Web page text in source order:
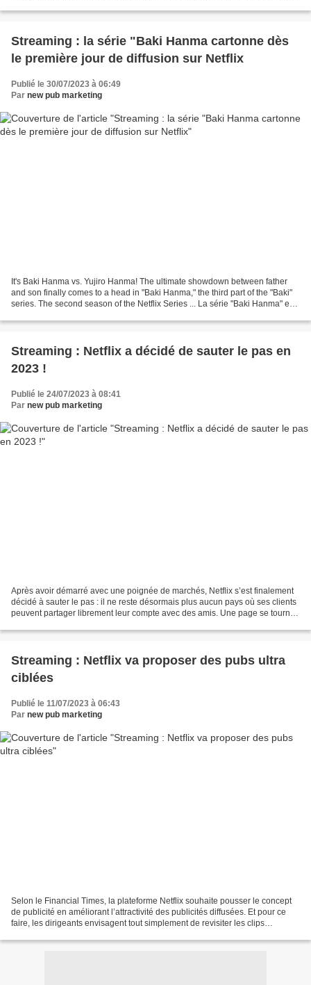
Streaming : la série "Baki Hanma cartonne dès
le première jour de diffusion sur Netflix
Publié le 30/07/2023 à 06:49
Par new pub marketing
It's Baki Hanma vs. Yujiro Hanma! The ultimate showdown between father
and son finally comes to a head in "Baki Hanma," the third part of the "Baki"
series. The second season of the Netflix Series ... La série "Baki Hanma" est
Streaming : Netflix a décidé de sauter le pas en
2023 !
Publié le 24/07/2023 à 08:41
Par new pub marketing
Après avoir démarré avec une poignée de marchés, Netflix s’est finalement
décidé à sauter le pas : il ne reste désormais plus aucun pays où ses clients
peuvent partager librement leur compte avec des amis. Une page se tourne
Streaming : Netflix va proposer des pubs ultra
ciblées
Publié le 11/07/2023 à 06:43
Par new pub marketing
Selon le Financial Times, la plateforme Netflix souhaite pousser le concept
de publicité en améliorant l’attractivité des publicités diffusées. Et pour ce
faire, les dirigeants envisagent tout simplement de revisiter les clips